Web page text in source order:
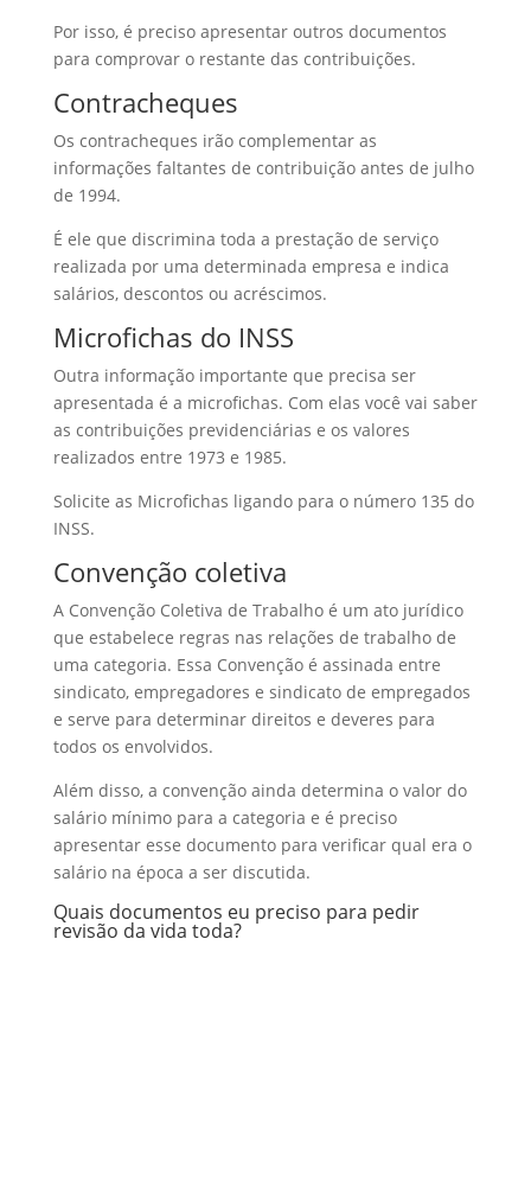
Por isso, é preciso apresentar outros documentos
para comprovar o restante das contribuições.
Contracheques
Os contracheques irão complementar as
informações faltantes de contribuição antes de julho
de 1994.
É ele que discrimina toda a prestação de serviço
realizada por uma determinada empresa e indica
salários, descontos ou acréscimos.
Microfichas do INSS
Outra informação importante que precisa ser
apresentada é a microfichas. Com elas você vai saber
as contribuições previdenciárias e os valores
realizados entre 1973 e 1985.
Solicite as Microfichas ligando para o número 135 do
INSS.
Convenção coletiva
A Convenção Coletiva de Trabalho é um ato jurídico
que estabelece regras nas relações de trabalho de
uma categoria. Essa Convenção é assinada entre
sindicato, empregadores e sindicato de empregados
e serve para determinar direitos e deveres para
todos os envolvidos.
Além disso, a convenção ainda determina o valor do
salário mínimo para a categoria e é preciso
apresentar esse documento para verificar qual era o
salário na época a ser discutida.
Quais documentos eu preciso para pedir
revisão da vida toda?